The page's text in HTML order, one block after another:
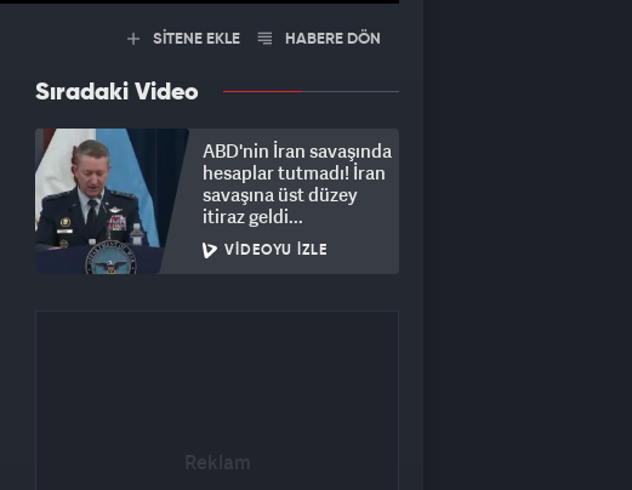
SİTENE EKLE HABERE DÖN
Sıradaki Video
ABD'nin İran savaşında
hesaplar tutmadı! İran
savaşına üst düzey
itiraz geldi...
VIDEOYU İZLE